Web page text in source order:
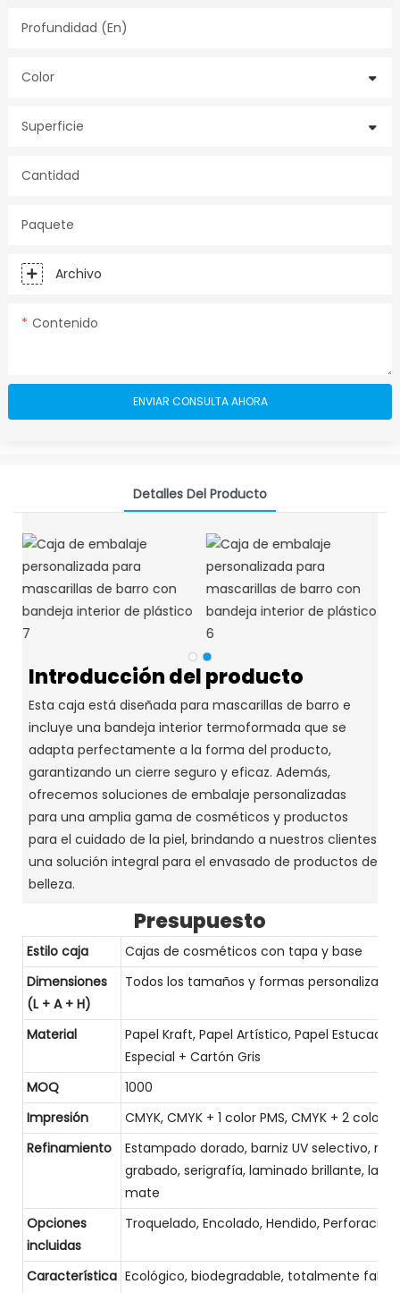
Profundidad (en)
Color
Superficie
Cantidad
Paquete
Archivo
Contenido
ENVIAR CONSULTA AHORA
Detalles Del Producto
Introducción del producto
Esta caja está diseñada para mascarillas de barro e
incluye una bandeja interior termoformada que se
adapta perfectamente a la forma del producto,
garantizando un cierre seguro y eficaz. Además,
ofrecemos soluciones de embalaje personalizadas
para una amplia gama de cosméticos y productos
para el cuidado de la piel, brindando a nuestros clientes
una solución integral para el envasado de productos de
belleza.
Presupuesto
Estilo caja
Cajas de cosméticos con tapa y base
Dimensiones
(L + A + H)
Todos los tamaños y formas personalizados
Material
Papel Kraft, Papel Artístico, Papel Estucado,
Especial + Cartón Gris
MOQ
1000
Impresión
CMYK, CMYK + 1 color PMS, CMYK + 2 colores
Refinamiento
Estampado dorado, barniz UV selectivo,
grabado, serigrafía, laminado brillante,
mate
Opciones
incluidas
Troquelado, Encolado, Hendido, Perforación
Característica Ecológico, biodegradable, totalmente